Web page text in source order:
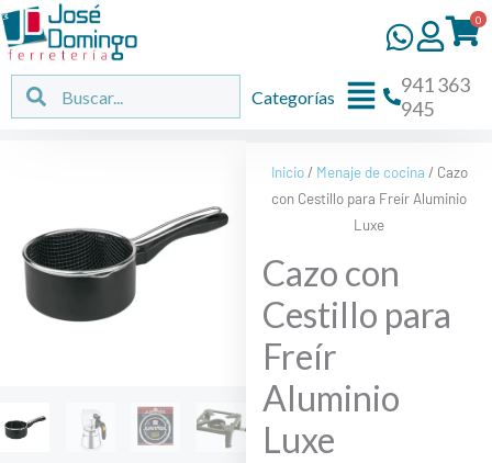
Ir
al
contenido
0
Buscar Buscar
Flyout
Categorías
941 363
945
Inicio/ Menaje de cocina / Cazo
con Cestillo para Freír Aluminio
Luxe
Cazo con
Cestillo para
Freír
Aluminio
Luxe